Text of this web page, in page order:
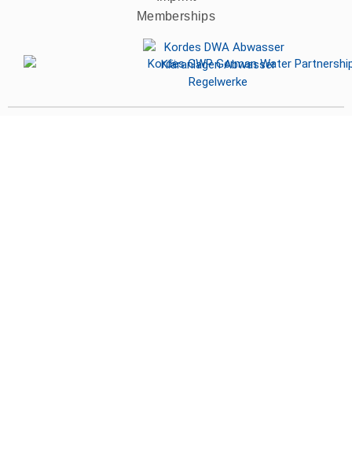
Memberships